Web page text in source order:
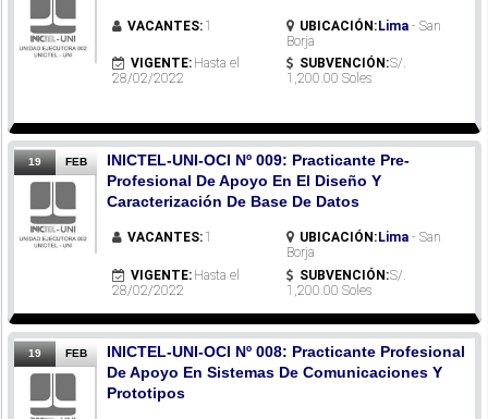
VACANTES: 1 UBICACIÓN:Lima - San
Borja
VIGENTE: Hasta el
28/02/2022
SUBVENCIÓN:S/.
1,200.00 Soles
19 FEB
INICTEL-UNI-OCI Nº 009: Practicante Pre-
Profesional De Apoyo En El Diseño Y
Caracterización De Base De Datos
VACANTES: 1 UBICACIÓN: Lima - San
Borja
VIGENTE: Hasta el
28/02/2022
SUBVENCIÓN:S/.
1,200.00 Soles
19 FEB
INICTEL-UNI-OCI Nº 008: Practicante Profesional
De Apoyo En Sistemas De Comunicaciones Y
Prototipos